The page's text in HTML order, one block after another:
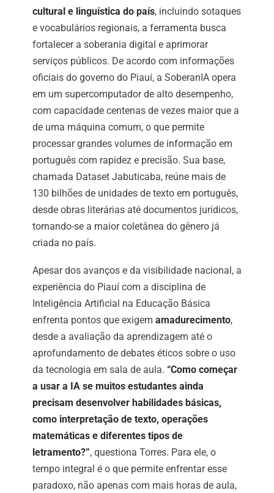
cultural e linguística do país, incluindo sotaques
e vocabulários regionais, a ferramenta busca
fortalecer a soberania digital e aprimorar
serviços públicos. De acordo com informações
oficiais do governo do Piauí, a SoberanIA opera
em um supercomputador de alto desempenho,
com capacidade centenas de vezes maior que a
de uma máquina comum, o que permite
processar grandes volumes de informação em
português com rapidez e precisão. Sua base,
chamada Dataset Jabuticaba, reúne mais de
130 bilhões de unidades de texto em português,
desde obras literárias até documentos jurídicos,
tornando-se a maior coletânea do gênero já
criada no país.
Apesar dos avanços e da visibilidade nacional, a
experiência do Piauí com a disciplina de
Inteligência Artificial na Educação Básica
enfrenta pontos que exigem amadurecimento,
desde a avaliação da aprendizagem até o
aprofundamento de debates éticos sobre o uso
da tecnologia em sala de aula. “Como começar
a usar a IA se muitos estudantes ainda
precisam desenvolver habilidades básicas,
como interpretação de texto, operações
matemáticas e diferentes tipos de
letramento?”, questiona Torres. Para ele, o
tempo integral é o que permite enfrentar esse
paradoxo, não apenas com mais horas de aula,